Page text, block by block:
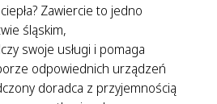
Zawiercie to jedno
śląskim,
swoje usługi i pomaga
odpowiednich urządzeń
doradca z przyjemnością